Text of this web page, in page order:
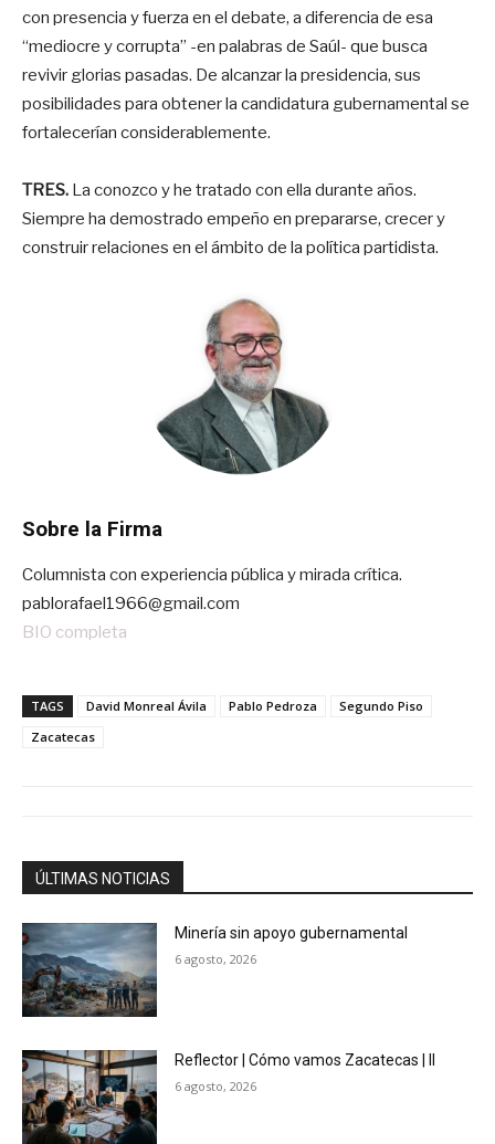
con presencia y fuerza en el debate, a diferencia de esa
“mediocre y corrupta” -en palabras de Saúl- que busca
revivir glorias pasadas. De alcanzar la presidencia, sus
posibilidades para obtener la candidatura gubernamental se
fortalecerían considerablemente.
TRES. La conozco y he tratado con ella durante años.
Siempre ha demostrado empeño en prepararse, crecer y
construir relaciones en el ámbito de la política partidista.
Sobre la Firma
Columnista con experiencia pública y mirada crítica.
pablorafael1966@gmail.com
BIO completa
TAGS David Monreal Ávila Pablo Pedroza
Segundo Piso
Zacatecas
ÚLTIMAS NOTICIAS
Minería sin apoyo gubernamental
6 agosto, 2026
Reflector | Cómo vamos Zacatecas | II
6 agosto, 2026